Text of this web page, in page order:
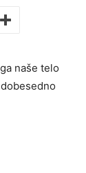
naše telo